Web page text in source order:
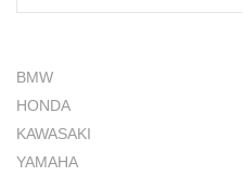
BMW
HONDA
KAWASAKI
YAMAHA